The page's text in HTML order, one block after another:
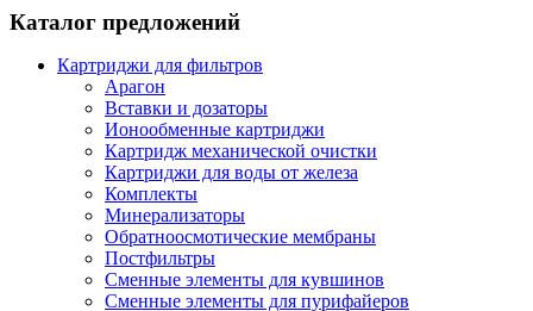
Каталог предложений
Картриджи для фильтров
Арагон
Вставки и дозаторы
Ионообменные картриджи
Картридж механической очистки
Картриджи для воды от железа
Комплекты
Минерализаторы
Обратноосмотические мембраны
Постфильтры
Сменные элементы для кувшинов
Сменные элементы для пурифайеров